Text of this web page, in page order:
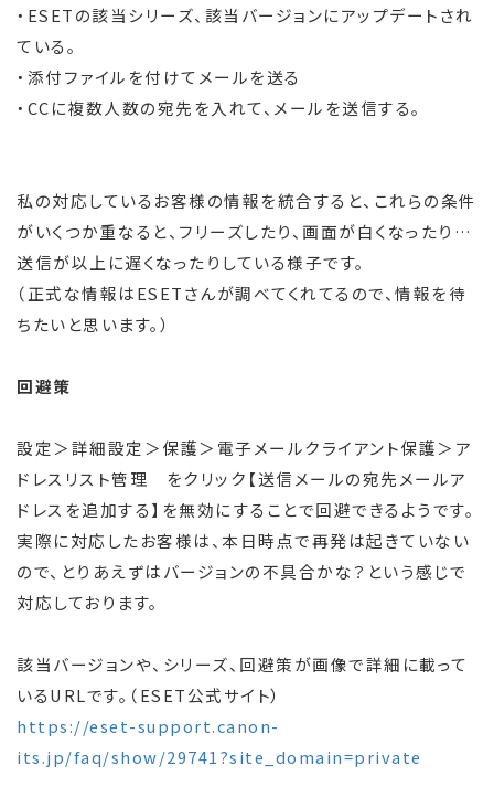
・ESETの該当シリーズ、該当バージョンにアップデートされ
ている。
・添付ファイルを付けてメールを送る
・CCに複数人数の宛先を入れて、メールを送信する。
私の対応しているお客様の情報を統合すると、これらの条件
がいくつか重なると、フリーズしたり、画面が白くなったり…
送信が以上に遅くなったりしている様子です。
（正式な情報はESETさんが調べてくれてるので、情報を待
ちたいと思います。）
回避策
設定＞詳細設定＞保護＞電子メールクライアント保護＞ア
ドレスリスト管理 をクリック【送信メールの宛先メールア
ドレスを追加する】を無効にすることで回避できるようです。
実際に対応したお客様は、本日時点で再発は起きていない
ので、とりあえずはバージョンの不具合かな？という感じで
対応しております。
該当バージョンや、シリーズ、回避策が画像で詳細に載って
いるURLです。（ESET公式サイト）
https://eset-support.canon-
its.jp/faq/show/29741?site_domain=private